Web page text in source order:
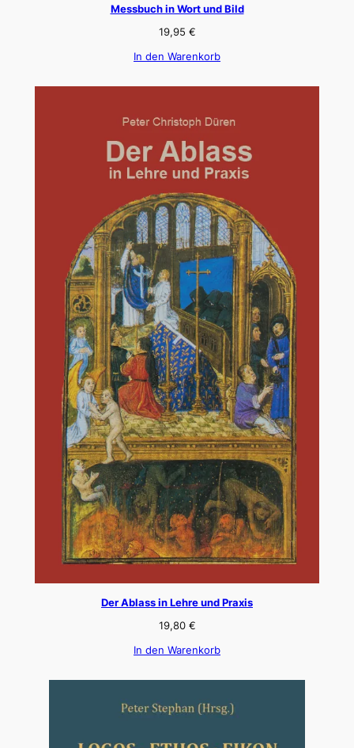
Messbuch in Wort und Bild
19,95 €
In den Warenkorb
Der Ablass in Lehre und Praxis
19,80 €
In den Warenkorb